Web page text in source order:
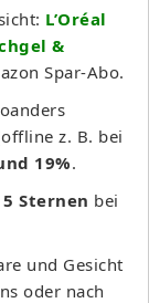
L’Oréal
&
Spar-Abo.
z. B. bei
19%.
Sternen bei
und Gesicht
oder nach